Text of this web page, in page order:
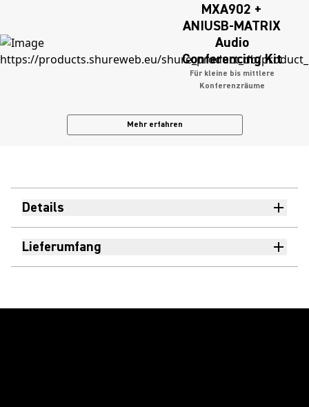
MXA902 +
ANIUSB-MATRIX
Audio
Conferencing Kit
Für kleine bis mittlere
Konferenzräume
Mehr erfahren
Details
Lieferumfang